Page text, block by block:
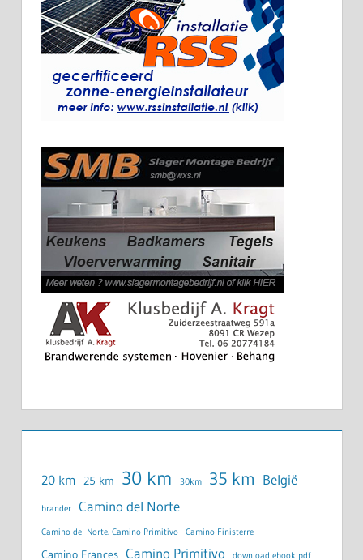
20 km 25 km 30 km 30km 35 km België
brander Camino del Norte
Camino del Norte. Camino Primitivo Camino Finisterre
Camino Frances Camino Primitivo download ebook pdf